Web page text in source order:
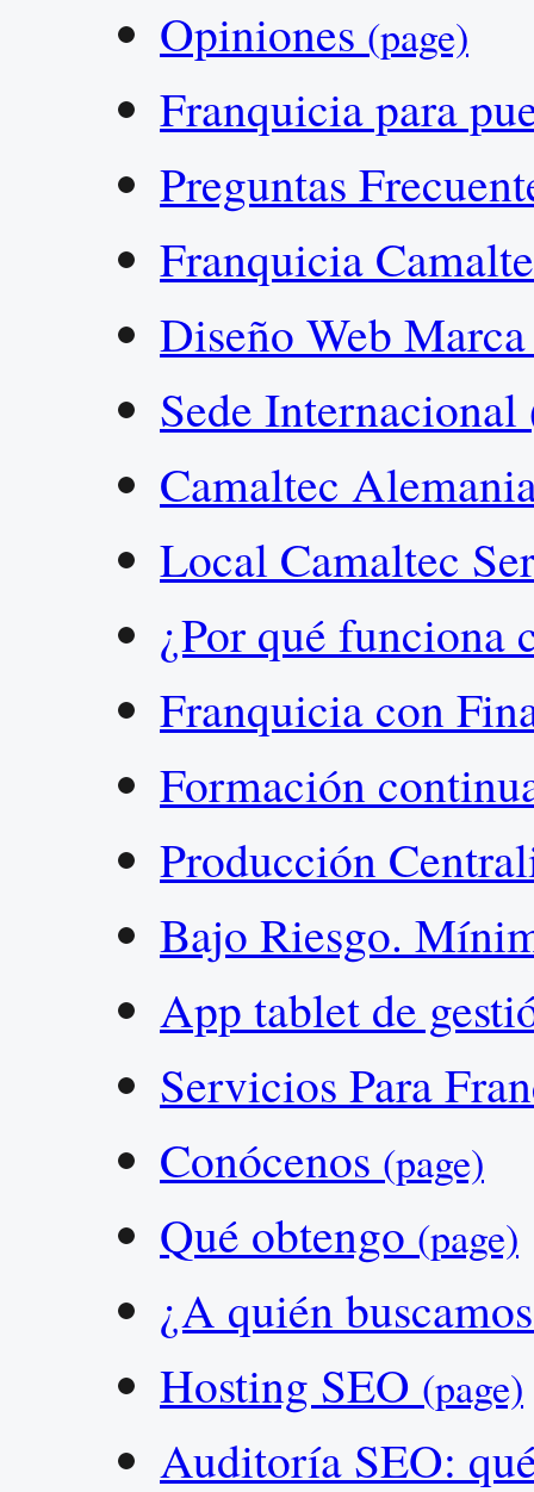
Opiniones (page)
Franquicia para
Preguntas
Franquicia
Diseño Web
Sede Internacional
Camaltec
Local Camaltec
¿Por qué funciona
Franquicia con
Formación
Producción
Bajo Riesgo.
App tablet de
Servicios Para
Conócenos (page)
Qué obtengo (page)
¿A quién
Hosting SEO (page)
Auditoría SEO: